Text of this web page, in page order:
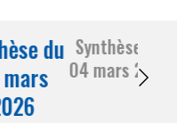
du Synthèse du
04 mars 2026